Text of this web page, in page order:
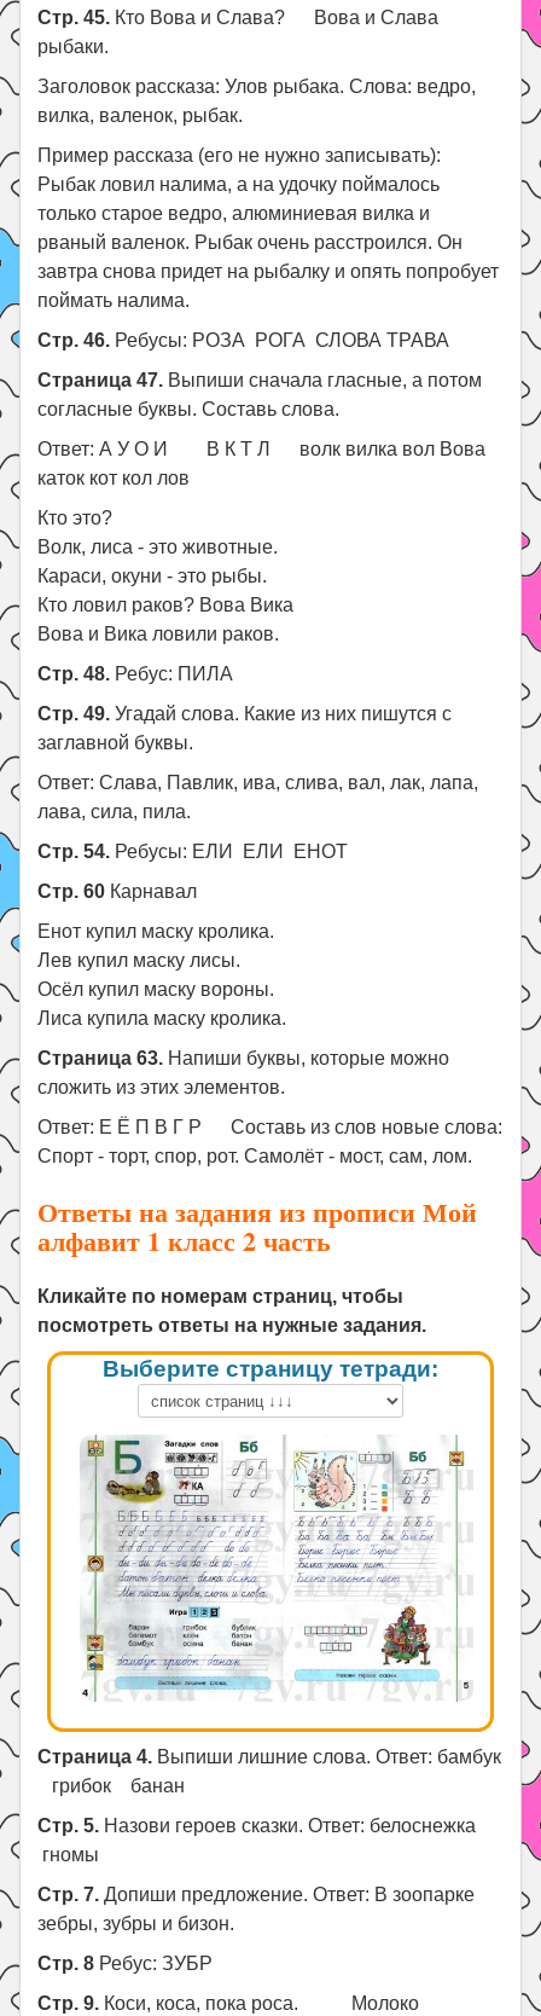
Стр. 45. Кто Вова и Слава? Вова и Слава
рыбаки.
Заголовок рассказа: Улов рыбака. Слова: ведро,
вилка, валенок, рыбак.
Пример рассказа (его не нужно записывать):
Рыбак ловил налима, а на удочку поймалось
только старое ведро, алюминиевая вилка и
рваный валенок. Рыбак очень расстроился. Он
завтра снова придет на рыбалку и опять попробует
поймать налима.
Стр. 46. Ребусы: РОЗА РОГА СЛОВА ТРАВА
Страница 47. Выпиши сначала гласные, а потом
согласные буквы. Составь слова.
Ответ: А У О И В К Т Л волк вилка вол Вова
каток кот кол лов
Кто это?
Волк, лиса - это животные.
Караси, окуни - это рыбы.
Кто ловил раков? Вова Вика
Вова и Вика ловили раков.
Стр. 48. Ребус: ПИЛА
Стр. 49. Угадай слова. Какие из них пишутся с
заглавной буквы.
Ответ: Слава, Павлик, ива, слива, вал, лак, лапа,
лава, сила, пила.
Стр. 54. Ребусы: ЕЛИ ЕЛИ ЕНОТ
Стр. 60 Карнавал
Енот купил маску кролика.
Лев купил маску лисы.
Осёл купил маску вороны.
Лиса купила маску кролика.
Страница 63. Напиши буквы, которые можно
сложить из этих элементов.
Ответ: Е Ё П В Г Р Составь из слов новые слова:
Спорт - торт, спор, рот. Самолёт - мост, сам, лом.
Ответы на задания из прописи Мой
алфавит 1 класс 2 часть
Кликайте по номерам страниц, чтобы
посмотреть ответы на нужные задания.
Выберите страницу тетради:
Страница 4. Выпиши лишние слова. Ответ: бамбук
грибок банан
Стр. 5. Назови героев сказки. Ответ: белоснежка
гномы
Стр. 7. Допиши предложение. Ответ: В зоопарке
зебры, зубры и бизон.
Стр. 8 Ребус: ЗУБР
Стр. 9. Коси, коса, пока роса. Молоко